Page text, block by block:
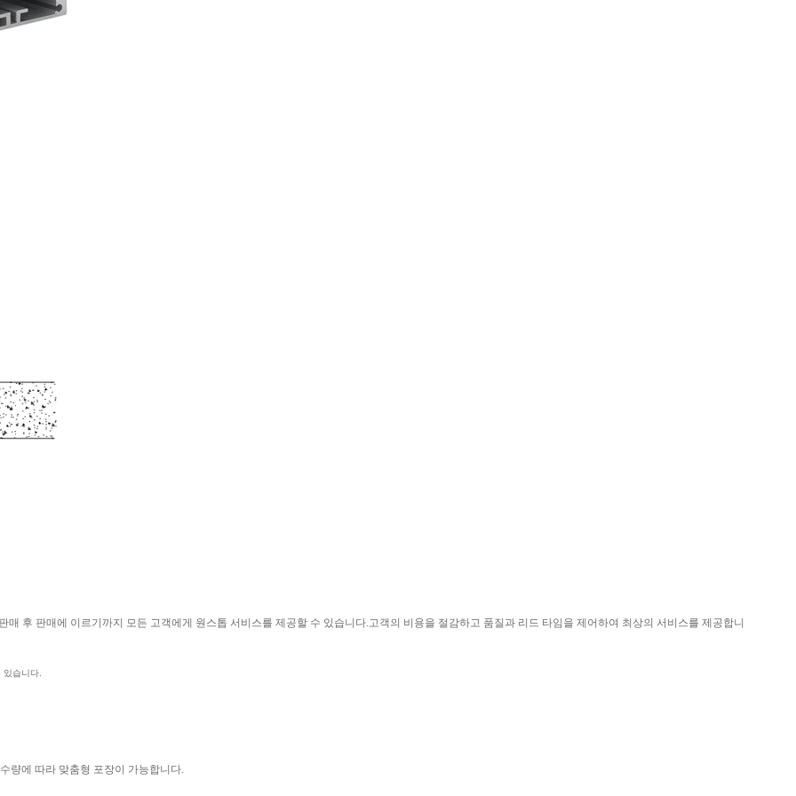
후 판매에 이르기까지 모든 고객에게 원스톱 서비스를 제공할 수 있습니다.고객의 비용을 절감하고 품질과 리드 타임을 제어하여 최상의 서비스를 제공합니
습니다.
량에 따라 맞춤형 포장이 가능합니다.